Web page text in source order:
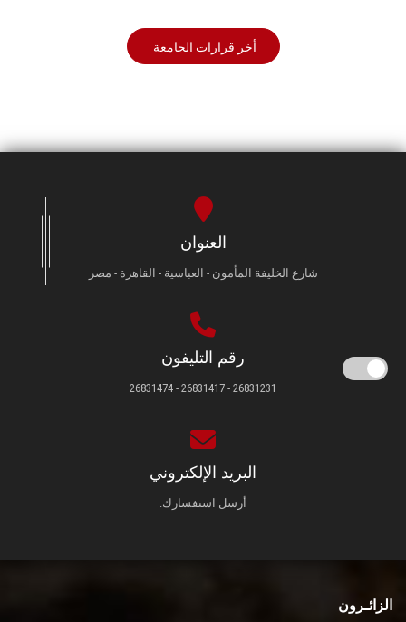
أخر قرارات الجامعة
العنوان
شارع الخليفة المأمون - العباسية - القاهرة - مصر
رقم التليفون
26831231 - 26831417 - 26831474
البريد الإلكتروني
أرسل استفسارك.
الزائـرون